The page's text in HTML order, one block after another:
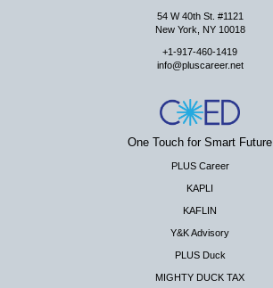
54 W 40th St. #1121
New York, NY 10018
+1-917-460-1419
info@pluscareer.net
One Touch for Smart Future
PLUS Career
KAPLI
KAFLIN
Y&K Advisory
PLUS Duck
MIGHTY DUCK TAX